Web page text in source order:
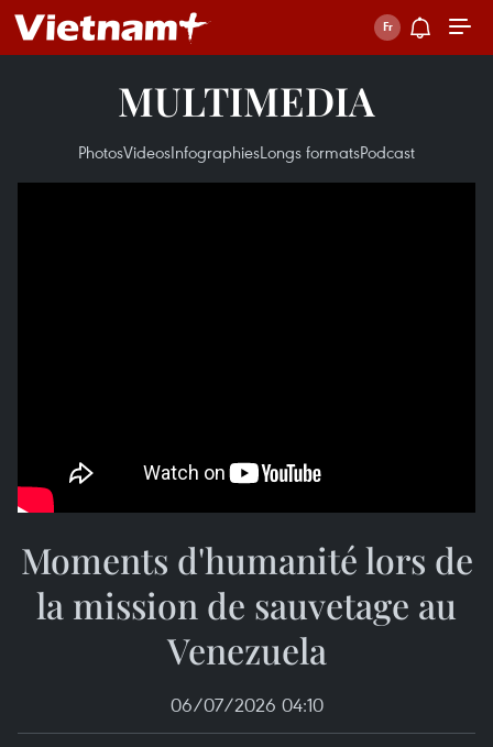
MULTIMEDIA
PhotosVideosInfographiesLongs formatsPodcast
Moments d'humanité lors de
la mission de sauvetage au
Venezuela
06/07/2026 04:10